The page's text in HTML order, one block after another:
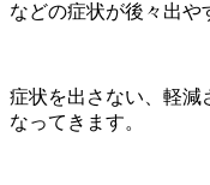
などの症状が後々出や
症状を出さない、軽減
なってきます。